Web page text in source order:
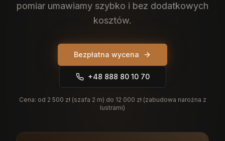
pomiar umawiamy szybko i bez dodatkowych
kosztów.
Bezpłatna wycena
+48 888 80 10 70
Cena: od 2 500 zł (szafa 2 m) do 12 000 zł (zabudowa narożna z
lustrami)